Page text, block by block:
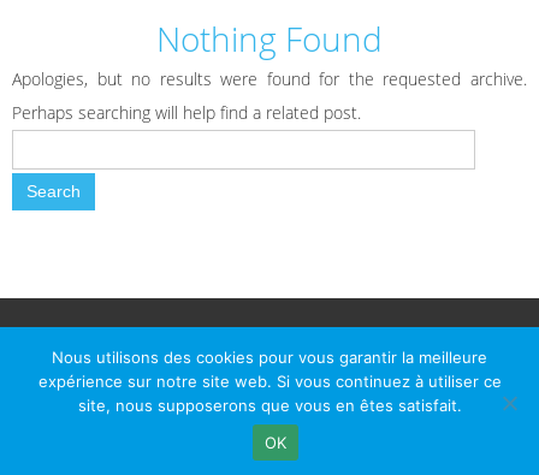
Nothing Found
Apologies, but no results were found for the requested archive.
Perhaps searching will help find a related post.
Mairie du Passage d'Agen, BP 7, place du Général de Gaulle, 47520
Le Passage d'Agen - Téléphone: +33 5 53 77 18 77
Nous utilisons des cookies pour vous garantir la meilleure
expérience sur notre site web. Si vous continuez à utiliser ce
site, nous supposerons que vous en êtes satisfait.
OK